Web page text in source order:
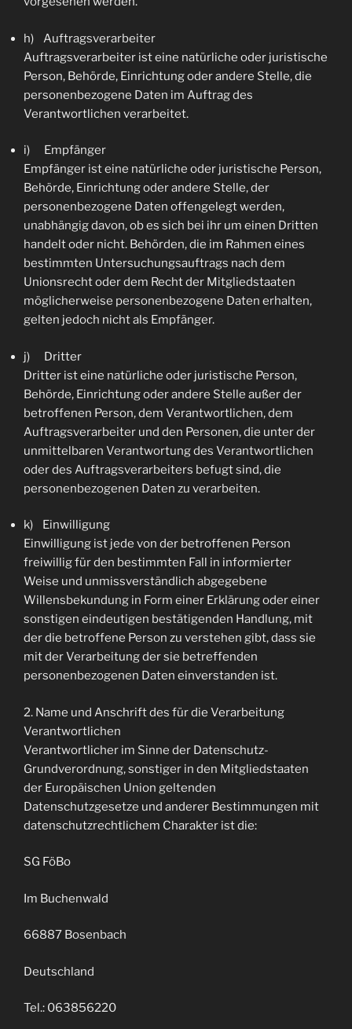
h) Auftragsverarbeiter
Auftragsverarbeiter ist eine natürliche oder juristische
Person, Behörde, Einrichtung oder andere Stelle, die
personenbezogene Daten im Auftrag des
Verantwortlichen verarbeitet.
i) Empfänger
Empfänger ist eine natürliche oder juristische Person,
Behörde, Einrichtung oder andere Stelle, der
personenbezogene Daten offengelegt werden,
unabhängig davon, ob es sich bei ihr um einen Dritten
handelt oder nicht. Behörden, die im Rahmen eines
bestimmten Untersuchungsauftrags nach dem
Unionsrecht oder dem Recht der Mitgliedstaaten
möglicherweise personenbezogene Daten erhalten,
gelten jedoch nicht als Empfänger.
j) Dritter
Dritter ist eine natürliche oder juristische Person,
Behörde, Einrichtung oder andere Stelle außer der
betroffenen Person, dem Verantwortlichen, dem
Auftragsverarbeiter und den Personen, die unter der
unmittelbaren Verantwortung des Verantwortlichen
oder des Auftragsverarbeiters befugt sind, die
personenbezogenen Daten zu verarbeiten.
k) Einwilligung
Einwilligung ist jede von der betroffenen Person
freiwillig für den bestimmten Fall in informierter
Weise und unmissverständlich abgegebene
Willensbekundung in Form einer Erklärung oder einer
sonstigen eindeutigen bestätigenden Handlung, mit
der die betroffene Person zu verstehen gibt, dass sie
mit der Verarbeitung der sie betreffenden
personenbezogenen Daten einverstanden ist.
2. Name und Anschrift des für die Verarbeitung
Verantwortlichen
Verantwortlicher im Sinne der Datenschutz-
Grundverordnung, sonstiger in den Mitgliedstaaten
der Europäischen Union geltenden
Datenschutzgesetze und anderer Bestimmungen mit
datenschutzrechtlichem Charakter ist die:
SG FöBo
Im Buchenwald
66887 Bosenbach
Deutschland
Tel.: 063856220